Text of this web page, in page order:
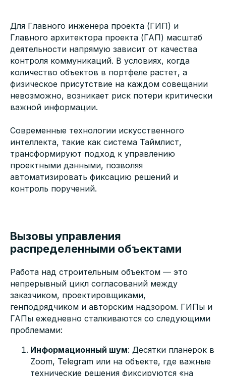
Для Главного инженера проекта (ГИП) и
Главного архитектора проекта (ГАП) масштаб
деятельности напрямую зависит от качества
контроля коммуникаций. В условиях, когда
количество объектов в портфеле растет, а
физическое присутствие на каждом совещании
невозможно, возникает риск потери критически
важной информации.
Современные технологии искусственного
интеллекта, такие как система Таймлист,
трансформируют подход к управлению
проектными данными, позволяя
автоматизировать фиксацию решений и
контроль поручений.
Вызовы управления
распределенными объектами
Работа над строительным объектом — это
непрерывный цикл согласований между
заказчиком, проектировщиками,
генподрядчиком и авторским надзором. ГИПы и
ГАПы ежедневно сталкиваются со следующими
проблемами:
Информационный шум: Десятки планерок в
Zoom, Telegram или на объекте, где важные
технические решения фиксируются «на